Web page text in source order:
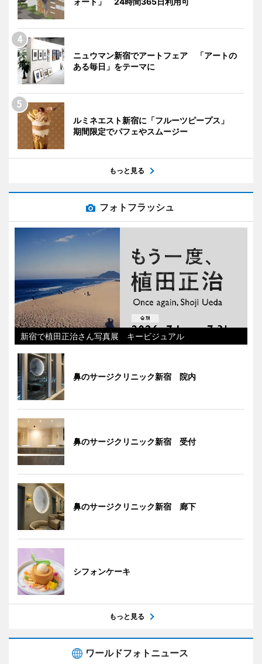
ニュウマン新宿でアートフェア 「アートの
ある毎日」をテーマに
ルミネエスト新宿に「フルーツピープス」
期間限定でパフェやスムージー
もっと見る
フォトフラッシュ
新宿で植田正治さん写真展 キービジュアル
鼻のサージクリニック新宿 院内
鼻のサージクリニック新宿 受付
鼻のサージクリニック新宿 廊下
シフォンケーキ
もっと見る
ワールドフォトニュース